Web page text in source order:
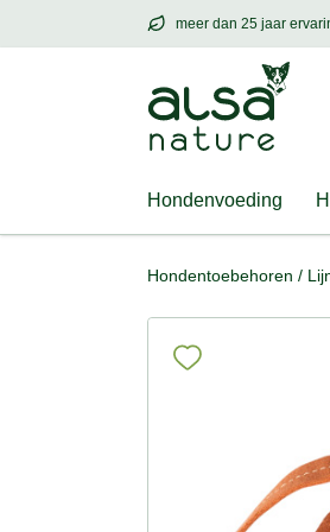
meer dan 25 jaar
meer dan25
Hondenvoeding
Hondentoebehoren /